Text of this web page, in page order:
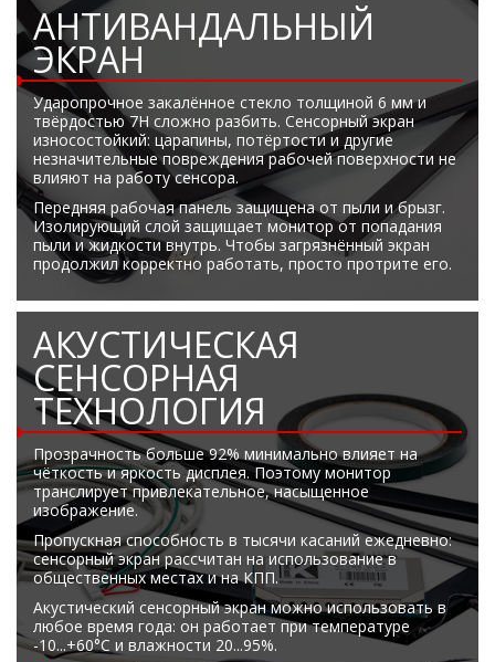
АНТИВАНДАЛЬНЫЙ
ЭКРАН
Ударопрочное закалённое стекло толщиной 6 мм и
твёрдостью 7H сложно разбить. Сенсорный экран
износостойкий: царапины, потёртости и другие
незначительные повреждения рабочей поверхности не
влияют на работу сенсора.
Передняя рабочая панель защищена от пыли и брызг.
Изолирующий слой защищает монитор от попадания
пыли и жидкости внутрь. Чтобы загрязнённый экран
продолжил корректно работать, просто протрите его.
АКУСТИЧЕСКАЯ
СЕНСОРНАЯ
ТЕХНОЛОГИЯ
Прозрачность больше 92% минимально влияет на
чёткость и яркость дисплея. Поэтому монитор
транслирует привлекательное, насыщенное
изображение.
Пропускная способность в тысячи касаний ежедневно:
сенсорный экран рассчитан на использование в
общественных местах и на КПП.
Акустический сенсорный экран можно использовать в
любое время года: он работает при температуре
-10...+60°C и влажности 20...95%.